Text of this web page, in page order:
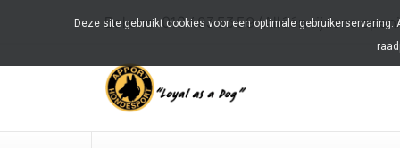
Bel ons:010 483 53 59 (Alléén tijdens
Deze site gebruikt cookies voor een optimale